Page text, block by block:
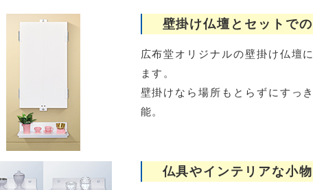
壁掛け仏壇とセットで
広布堂オリジナルの壁掛け仏壇
ます。
壁掛けなら場所もとらずにすっ
能。
仏具やインテリアな小